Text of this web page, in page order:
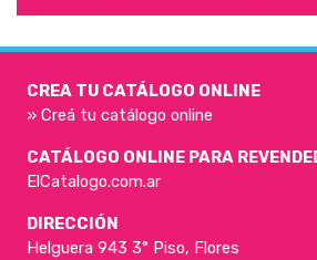
CREA TU CATÁLOGO ONLINE
» Creá tu catálogo online
CATÁLOGO ONLINE PARA
ElCatalogo.com.ar
DIRECCIÓN
Helguera 943 3° Piso, Flores